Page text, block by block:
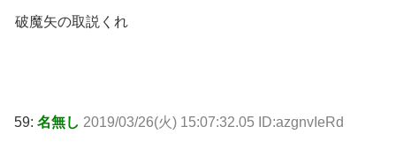
破魔矢の取説くれ
59: 名無し 2019/03/26(火) 15:07:32.05 ID:azgnvIeRd